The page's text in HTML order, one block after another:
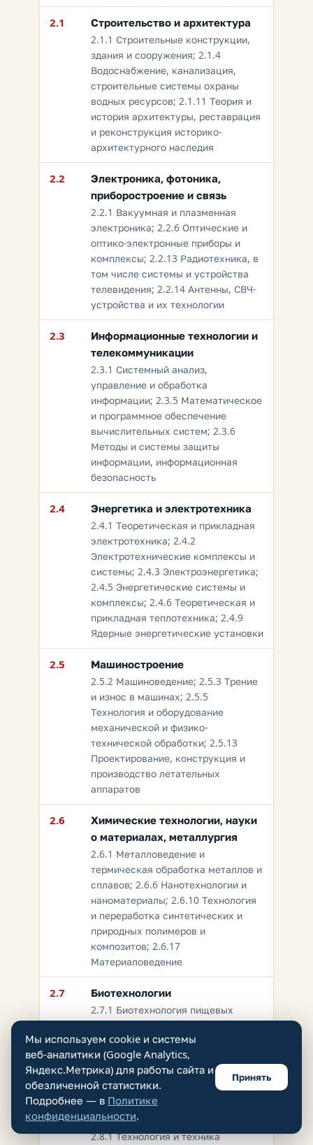
2.1 Строительство и архитектура
2.1.1 Строительные конструкции,
здания и сооружения; 2.1.4
Водоснабжение, канализация,
строительные системы охраны
водных ресурсов; 2.1.11 Теория и
история архитектуры, реставрация
и реконструкция историко-
архитектурного наследия
2.2
Электроника, фотоника,
приборостроение и связь
2.2.1 Вакуумная и плазменная
электроника; 2.2.6 Оптические и
оптико-электронные приборы и
комплексы; 2.2.13 Радиотехника, в
том числе системы и устройства
телевидения; 2.2.14 Антенны, СВЧ-
устройства и их технологии
2.3
Информационные технологии и
телекоммуникации
2.3.1 Системный анализ,
управление и обработка
информации; 2.3.5 Математическое
и программное обеспечение
вычислительных систем; 2.3.6
Методы и системы защиты
информации, информационная
безопасность
2.4 Энергетика и электротехника
2.4.1 Теоретическая и прикладная
электротехника; 2.4.2
Электротехнические комплексы и
системы; 2.4.3 Электроэнергетика;
2.4.5 Энергетические системы и
комплексы; 2.4.6 Теоретическая и
прикладная теплотехника; 2.4.9
Ядерные энергетические установки
2.5 Машиностроение
2.5.2 Машиноведение; 2.5.3 Трение
и износ в машинах; 2.5.5
Технология и оборудование
механической и физико-
технической обработки; 2.5.13
Проектирование, конструкция и
производство летательных
аппаратов
2.6
Химические технологии, науки
о материалах, металлургия
2.6.1 Металловедение и
термическая обработка металлов и
сплавов; 2.6.6 Нанотехнологии и
наноматериалы; 2.6.10 Технология
и переработка синтетических и
природных полимеров и
композитов; 2.6.17
Материаловедение
2.7 Биотехнологии
2.7.1 Биотехнология пищевых
продуктов, лекарственных и
биологически активных веществ;
2.7.2 Промышленная биотехнология
и биоинженерия
2.8
Недропользование и горные
науки
2.8.1 Технология и техника
Мы используем cookie и системы
веб-аналитики (Google Analytics,
Яндекс.Метрика) для работы сайта и
обезличенной статистики.
Подробнее — в Политике
конфиденциальности.
Принять